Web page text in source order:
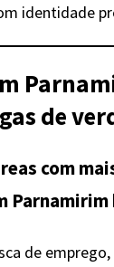
identidade
de
com
Parnamirim
de